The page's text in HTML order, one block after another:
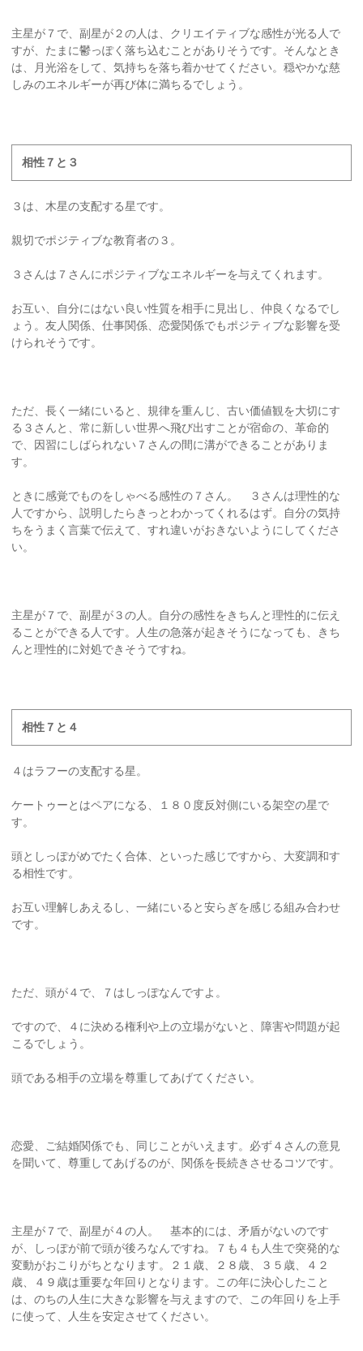
主星が７で、副星が２の人は、クリエイティブな感性が光る人で
すが、たまに鬱っぽく落ち込むことがありそうです。そんなとき
は、月光浴をして、気持ちを落ち着かせてください。穏やかな慈
しみのエネルギーが再び体に満ちるでしょう。
相性７と３
３は、木星の支配する星です。
親切でポジティブな教育者の３。
３さんは７さんにポジティブなエネルギーを与えてくれます。
お互い、自分にはない良い性質を相手に見出し、仲良くなるでし
ょう。友人関係、仕事関係、恋愛関係でもポジティブな影響を受
けられそうです。
ただ、長く一緒にいると、規律を重んじ、古い価値観を大切にす
る３さんと、常に新しい世界へ飛び出すことが宿命の、革命的
で、因習にしばられない７さんの間に溝ができることがありま
す。
ときに感覚でものをしゃべる感性の７さん。 ３さんは理性的な
人ですから、説明したらきっとわかってくれるはず。自分の気持
ちをうまく言葉で伝えて、すれ違いがおきないようにしてくださ
い。
主星が７で、副星が３の人。自分の感性をきちんと理性的に伝え
ることができる人です。人生の急落が起きそうになっても、きち
んと理性的に対処できそうですね。
相性７と４
４はラフーの支配する星。
ケートゥーとはペアになる、１８０度反対側にいる架空の星で
す。
頭としっぽがめでたく合体、といった感じですから、大変調和す
る相性です。
お互い理解しあえるし、一緒にいると安らぎを感じる組み合わせ
です。
ただ、頭が４で、７はしっぽなんですよ。
ですので、４に決める権利や上の立場がないと、障害や問題が起
こるでしょう。
頭である相手の立場を尊重してあげてください。
恋愛、ご結婚関係でも、同じことがいえます。必ず４さんの意見
を聞いて、尊重してあげるのが、関係を長続きさせるコツです。
主星が７で、副星が４の人。 基本的には、矛盾がないのです
が、しっぽが前で頭が後ろなんですね。７も４も人生で突発的な
変動がおこりがちとなります。２１歳、２８歳、３５歳、４２
歳、４９歳は重要な年回りとなります。この年に決心したこと
は、のちの人生に大きな影響を与えますので、この年回りを上手
に使って、人生を安定させてください。